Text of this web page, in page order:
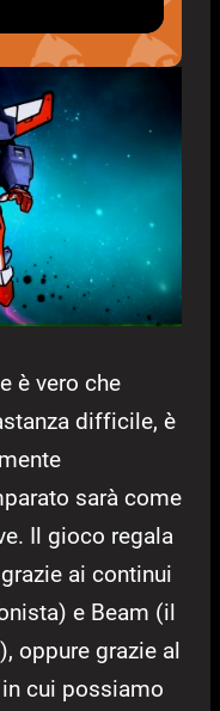
è vero che
difficile, è
sarà come
Il gioco regala
ai continui
e Beam (il
oppure grazie al
cui possiamo